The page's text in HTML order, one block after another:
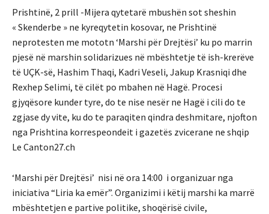
Prishtinë, 2 prill -Mijera qytetarë mbushën sot sheshin
« Skenderbe » ne kyreqytetin kosovar, ne Prishtinë
neprotesten me mototn ‘Marshi për Drejtësi’ ku po marrin
pjesë në marshin solidarizues në mbështetje të ish-krerëve
të UÇK-së, Hashim Thaqi, Kadri Veseli, Jakup Krasniqi dhe
Rexhep Selimi, të cilët po mbahen në Hagë. Procesi
gjyqësore kunder tyre, do te nise nesër ne Hagë i cili do te
zgjase dy vite, ku do te paraqiten qindra deshmitare, njofton
nga Prishtina korrespeondeit i gazetës zvicerane ne shqip
Le Canton27.ch
‘Marshi për Drejtësi’ nisi në ora 14:00 i organizuar nga
iniciativa “Liria ka emër”. Organizimi i këtij marshi ka marrë
mbështetjen e partive politike, shoqërisë civile,